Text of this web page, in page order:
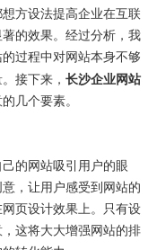
方设法提高企业在互联
的效果。经过分析，我
的过程中对网站本身不够
接下来， 长沙企业网站
几个要素。
的网站吸引用户的眼
，让用户感受到网站的
网页设计效果上。只有设
这将大大增强网站的排